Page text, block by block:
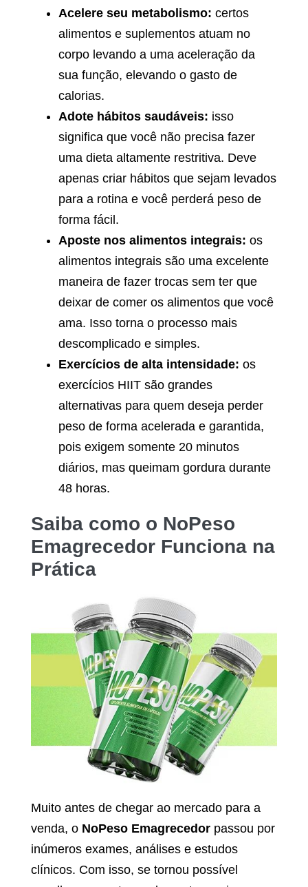
Acelere seu metabolismo: certos
alimentos e suplementos atuam no
corpo levando a uma aceleração da
sua função, elevando o gasto de
calorias.
Adote hábitos saudáveis: isso
significa que você não precisa fazer
uma dieta altamente restritiva. Deve
apenas criar hábitos que sejam levados
para a rotina e você perderá peso de
forma fácil.
Aposte nos alimentos integrais: os
alimentos integrais são uma excelente
maneira de fazer trocas sem ter que
deixar de comer os alimentos que você
ama. Isso torna o processo mais
descomplicado e simples.
Exercícios de alta intensidade: os
exercícios HIIT são grandes
alternativas para quem deseja perder
peso de forma acelerada e garantida,
pois exigem somente 20 minutos
diários, mas queimam gordura durante
48 horas.
Saiba como o NoPeso
Emagrecedor Funciona na
Prática
Muito antes de chegar ao mercado para a
venda, o NoPeso Emagrecedor passou por
inúmeros exames, análises e estudos
clínicos. Com isso, se tornou possível